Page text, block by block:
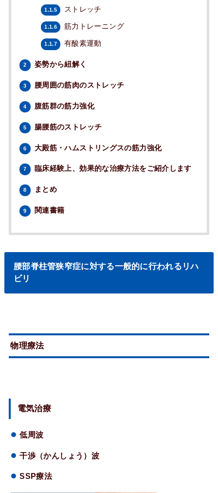
1.1.5 ストレッチ
1.1.6 筋力トレーニング
1.1.7 有酸素運動
2 姿勢から紐解く
3 腰周囲の筋肉のストレッチ
4 腹筋群の筋力強化
5 腸腰筋のストレッチ
6 大殿筋・ハムストリングスの筋力強化
7 臨床経験上、効果的な治療方法をご紹介します
8 まとめ
9 関連書籍
腰部脊柱管狭窄症に対する一般的に行われるリハ
ビリ
物理療法
電気治療
低周波
干渉（かんしょう）波
SSP療法